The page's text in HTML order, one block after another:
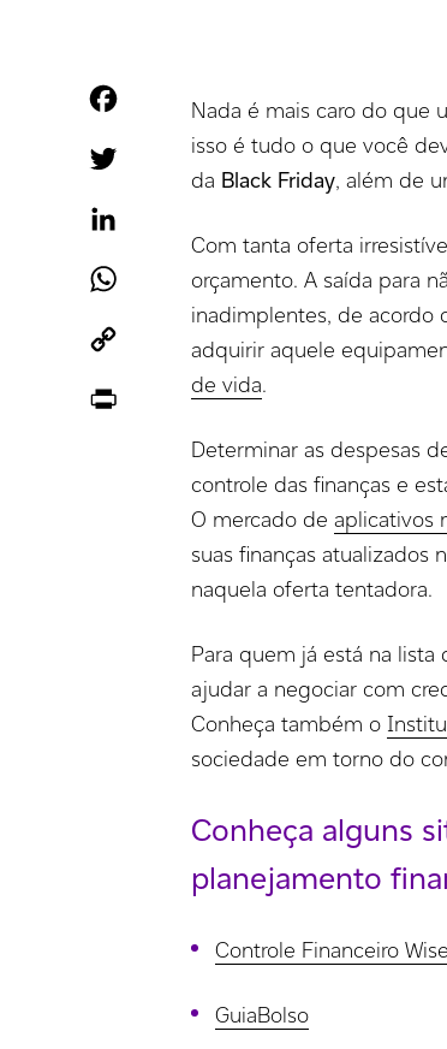
Facebook
WhatsApp
Nada é mais caro do que
isso é tudo o que você
da Black Friday, além de
Com tanta oferta
orçamento. A saída para
inadimplentes, de acordo
adquirir aquele
de vida.
Determinar as despesas
controle das finanças e
O mercado deaplicativos
suas finanças atualizados
naquela oferta tentadora.
Para quem já está na lista
ajudar a negociar com
Conheça também o
sociedade em torno do
Conheça alguns
planejamento
Controle Financeiro
GuiaBolso